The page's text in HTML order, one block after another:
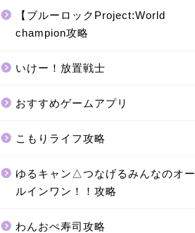
【ブルーロックProject:World
champion攻略
いけー！放置戦士
おすすめゲームアプリ
こもりライフ攻略
ゆるキャン△つなげるみんなのオー
ルインワン！！攻略
わんおぺ寿司攻略